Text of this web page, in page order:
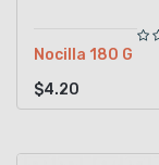
Nocilla 180 G
$4.20